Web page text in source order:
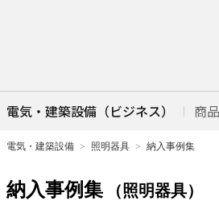
電気・建築設備（ビジネス） 商
電気・建築設備 照明器具 納入事例集
納入事例集 （照明器具）